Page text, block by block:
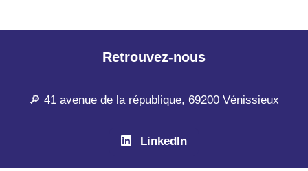
Retrouvez-nous
🔎 41 avenue de la république, 69200 Vénissieux
LinkedIn